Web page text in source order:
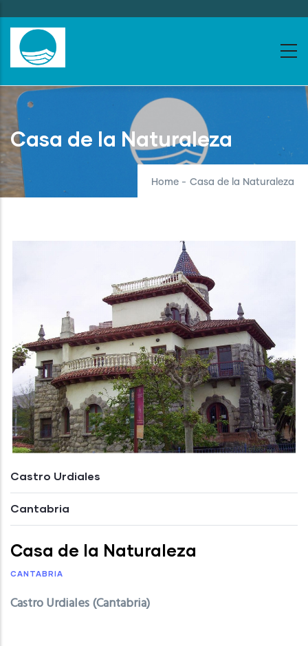
to
main
content
Casa de la Naturaleza
Home - Casa de la Naturaleza
Castro Urdiales
Cantabria
Casa de la Naturaleza
CANTABRIA
Castro Urdiales (Cantabria)